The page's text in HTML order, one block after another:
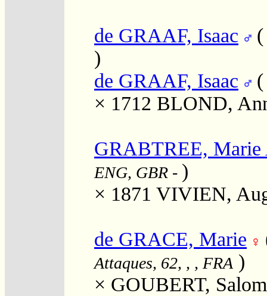
de GRAAF, Isaac
)
de GRAAF, Isaac
× 1712 BLOND,
GRABTREE, Marie
ENG, GBR - )
× 1871 VIVIEN,
de GRACE, Marie
Attaques, 62, , , FRA )
× GOUBERT,